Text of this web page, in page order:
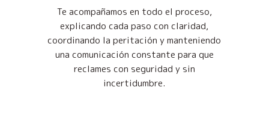
Te acompañamos en todo el proceso,
explicando cada paso con claridad,
coordinando la peritación y manteniendo
una comunicación constante para que
reclames con seguridad y sin
incertidumbre.